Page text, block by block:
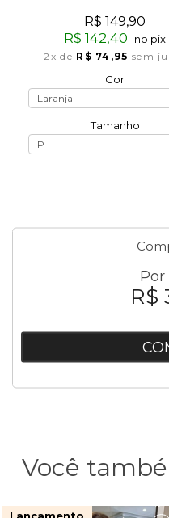
R$ 149,90
R$ 142,40 no pix
2x de R$ 74,95 sem
Cor
Tamanho
Por
R$
Você